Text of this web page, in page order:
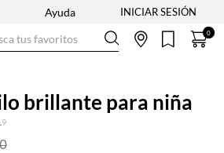
Ayuda
0
brillante para niña